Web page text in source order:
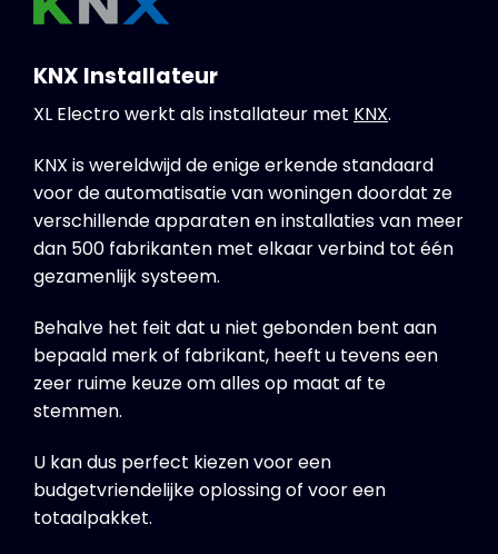
KNX Installateur
XL Electro werkt als installateur met KNX.
KNX is wereldwijd de enige erkende standaard
voor de automatisatie van woningen doordat ze
verschillende apparaten en installaties van meer
dan 500 fabrikanten met elkaar verbind tot één
gezamenlijk systeem.
Behalve het feit dat u niet gebonden bent aan
bepaald merk of fabrikant, heeft u tevens een
zeer ruime keuze om alles op maat af te
stemmen.
U kan dus perfect kiezen voor een
budgetvriendelijke oplossing of voor een
totaalpakket.